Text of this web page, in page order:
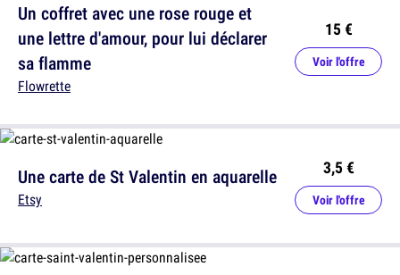
Un coffret avec une rose rouge et
une lettre d'amour, pour lui déclarer
sa flamme
Flowrette
15 €
Voir l'offre
Une carte de St Valentin en aquarelle
Etsy
3,5 €
Voir l'offre